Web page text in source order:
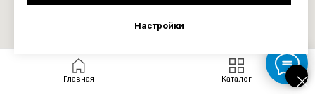
Настройки
Главная Каталог